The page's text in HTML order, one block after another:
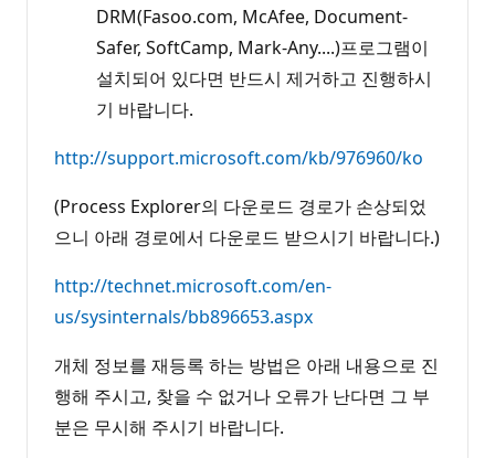
DRM(Fasoo.com, McAfee, Document-
Safer, SoftCamp, Mark-Any....)프로그램이
설치되어 있다면 반드시 제거하고 진행하시
기 바랍니다.
http://support.microsoft.com/kb/976960/ko
(Process Explorer의 다운로드 경로가 손상되었
으니 아래 경로에서 다운로드 받으시기 바랍니다.)
http://technet.microsoft.com/en-
us/sysinternals/bb896653.aspx
개체 정보를 재등록 하는 방법은 아래 내용으로 진
행해 주시고, 찾을 수 없거나 오류가 난다면 그 부
분은 무시해 주시기 바랍니다.